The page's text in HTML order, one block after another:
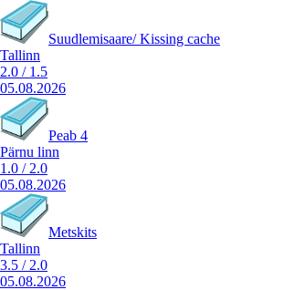
Suudlemisaare/ Kissing cache
Tallinn
2.0 / 1.5
05.08.2026
Peab 4
Pärnu linn
1.0 / 2.0
05.08.2026
Metskits
Tallinn
3.5 / 2.0
05.08.2026